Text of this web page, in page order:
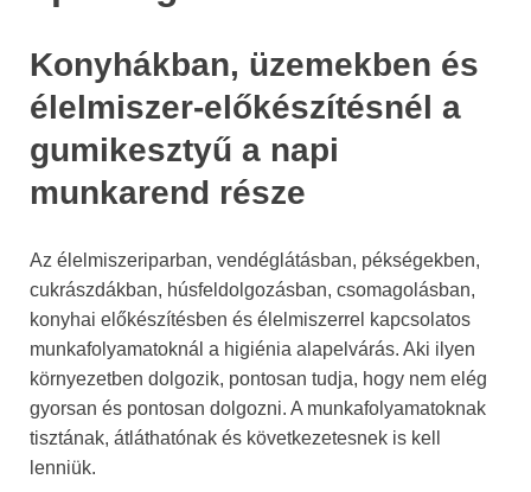
Konyhákban, üzemekben és
élelmiszer-előkészítésnél a
gumikesztyű a napi
munkarend része
Az élelmiszeriparban, vendéglátásban, pékségekben,
cukrászdákban, húsfeldolgozásban, csomagolásban,
konyhai előkészítésben és élelmiszerrel kapcsolatos
munkafolyamatoknál a higiénia alapelvárás. Aki ilyen
környezetben dolgozik, pontosan tudja, hogy nem elég
gyorsan és pontosan dolgozni. A munkafolyamatoknak
tisztának, átláthatónak és következetesnek is kell
lenniük.